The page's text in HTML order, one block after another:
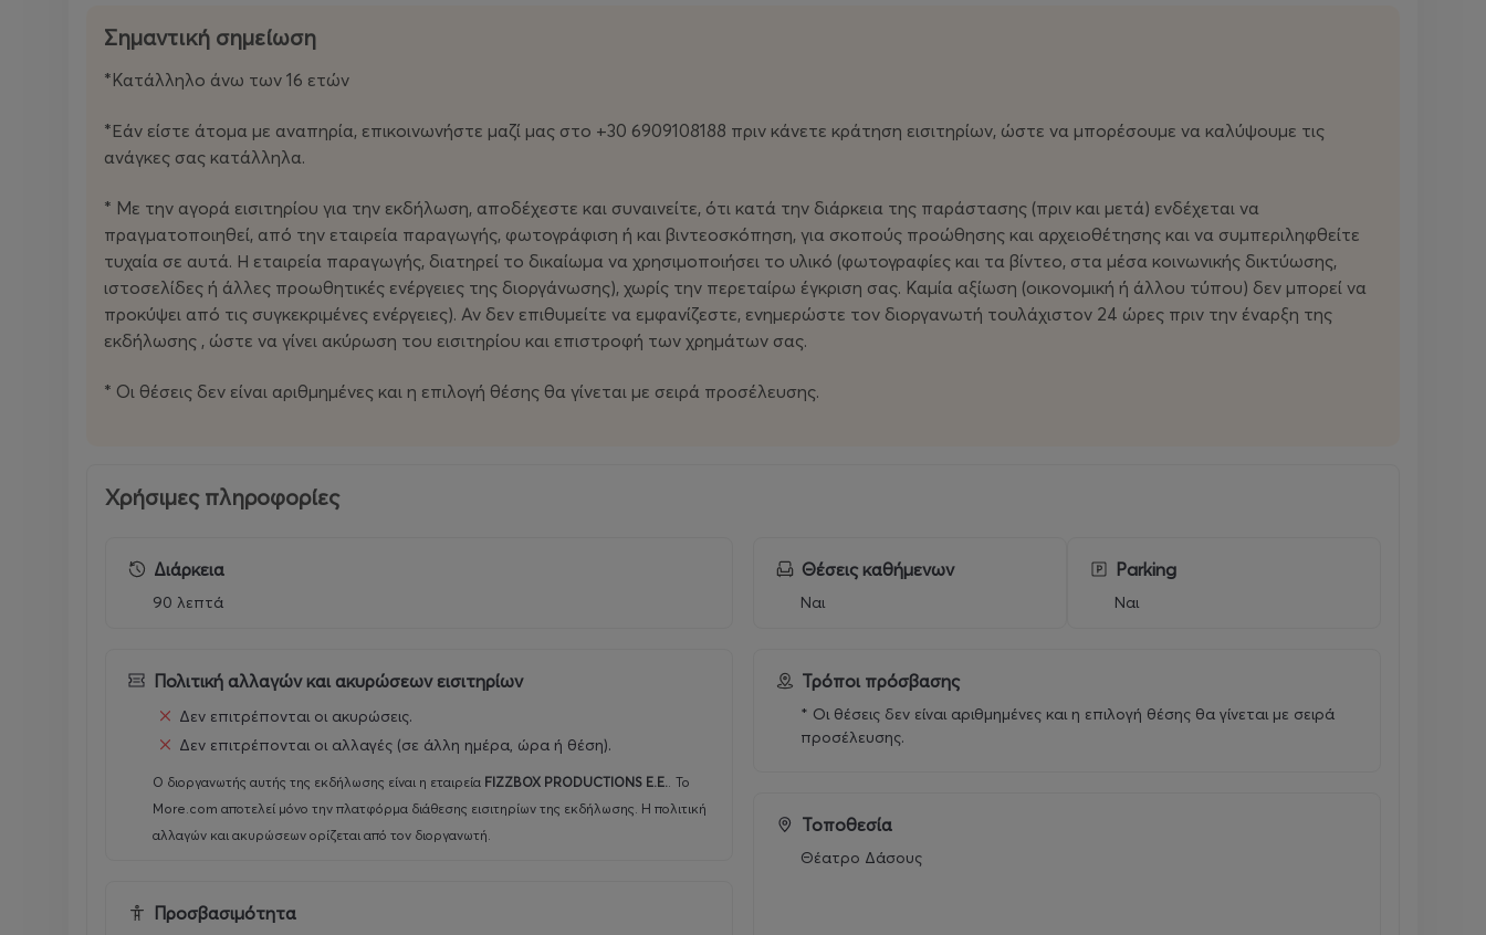
Σημαντική σημείωση
*Κατάλληλο άνω των 16 ετών
*Εάν είστε άτομα με αναπηρία, επικοινωνήστε μαζί μας στο +30 6909108188 πριν κάνετε κράτηση εισιτηρίων, ώστε να μπορέσουμε να καλύψουμε τις
ανάγκες σας κατάλληλα.
* Με την αγορά εισιτηρίου για την εκδήλωση, αποδέχεστε και συναινείτε, ότι κατά την διάρκεια της παράστασης (πριν και μετά) ενδέχεται να
πραγματοποιηθεί, από την εταιρεία παραγωγής, φωτογράφιση ή και βιντεοσκόπηση, για σκοπούς προώθησης και αρχειοθέτησης και να συμπεριληφθείτε
τυχαία σε αυτά. Η εταιρεία παραγωγής, διατηρεί το δικαίωμα να χρησιμοποιήσει το υλικό (φωτογραφίες και τα βίντεο, στα μέσα κοινωνικής δικτύωσης,
ιστοσελίδες ή άλλες προωθητικές ενέργειες της διοργάνωσης), χωρίς την περεταίρω έγκριση σας. Καμία αξίωση (οικονομική ή άλλου τύπου) δεν μπορεί να
προκύψει από τις συγκεκριμένες ενέργειες). Αν δεν επιθυμείτε να εμφανίζεστε, ενημερώστε τον διοργανωτή τουλάχιστον 24 ώρες πριν την έναρξη της
εκδήλωσης , ώστε να γίνει ακύρωση του εισιτηρίου και επιστροφή των χρημάτων σας.
* Οι θέσεις δεν είναι αριθμημένες και η επιλογή θέσης θα γίνεται με σειρά προσέλευσης.
Χρήσιμες πληροφορίες
Διάρκεια
90 λεπτά
Πολιτική αλλαγών και ακυρώσεων εισιτηρίων
Δεν επιτρέπονται οι ακυρώσεις.
Δεν επιτρέπονται οι αλλαγές (σε άλλη ημέρα, ώρα ή θέση).
Ο διοργανωτής αυτής της εκδήλωσης είναι η εταιρεία FIZZBOX PRODUCTIONS E.E.. Το
More.com αποτελεί μόνο την πλατφόρμα διάθεσης εισιτηρίων της εκδήλωσης. Η πολιτική
αλλαγών και ακυρώσεων ορίζεται από τον διοργανωτή.
Προσβασιμότητα
Θέσεις καθήμενων
Ναι
Parking
Ναι
Τρόποι πρόσβασης
* Οι θέσεις δεν είναι αριθμημένες και η επιλογή θέσης θα γίνεται με σειρά
προσέλευσης.
Τοποθεσία
Θέατρο Δάσους